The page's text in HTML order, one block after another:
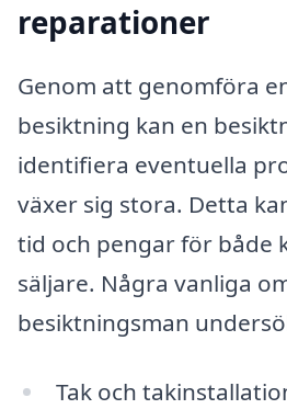
reparationer
Genom att genomföra
besiktning kan en
identifiera eventuella
växer sig stora. Detta
tid och pengar för både
säljare. Några vanliga
besiktningsman
Tak och